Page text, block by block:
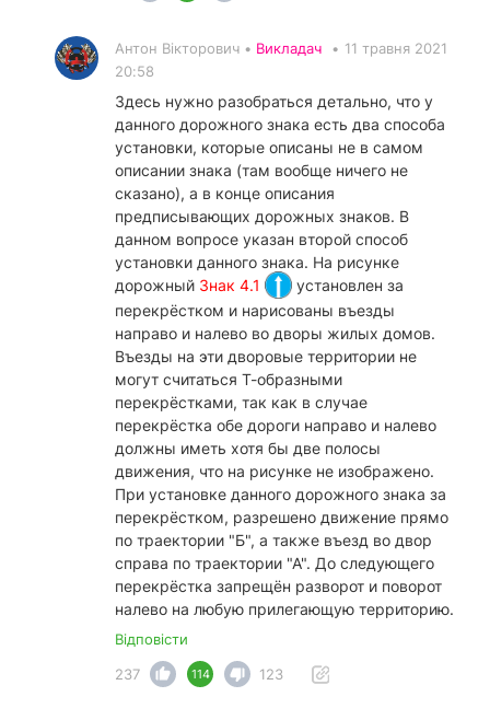
Антон Вікторович • Викладач • 11 травня 2021
20:58
Здесь нужно разобраться детально, что у
данного дорожного знака есть два способа
установки, которые описаны не в самом
описании знака (там вообще ничего не
сказано), а в конце описания
предписывающих дорожных знаков. В
данном вопросе указан второй способ
установки данного знака. На рисунке
дорожный Знак 4.1
установлен за
перекрёстком и нарисованы въезды
направо и налево во дворы жилых домов.
Въезды на эти дворовые территории не
могут считаться Т-образными
перекрёстками, так как в случае
перекрёстка обе дороги направо и налево
должны иметь хотя бы две полосы
движения, что на рисунке не изображено.
При установке данного дорожного знака за
перекрёстком, разрешено движение прямо
по траектории "Б", а также въезд во двор
справа по траектории "А". До следующего
перекрёстка запрещён разворот и поворот
налево на любую прилегающую территорию.
Відповісти
237
114 123